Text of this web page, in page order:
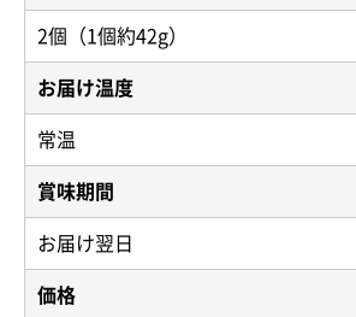
2個（1個約42g）
お届け温度
常温
賞味期間
お届け翌日
価格